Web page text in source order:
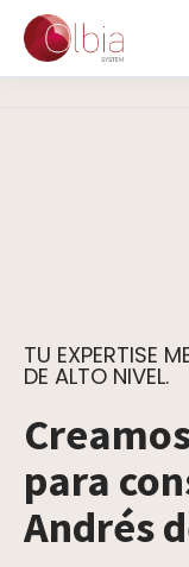
TU EXPERTISE
DE ALTO NIVEL.
para
Andrés